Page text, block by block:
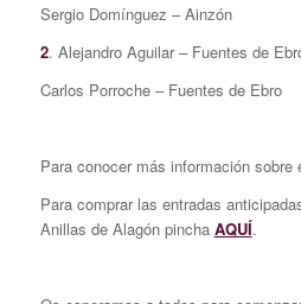
Sergio Domínguez – Ainzón
2. Alejandro Aguilar – Fuentes de
Carlos Porroche – Fuentes de Ebro
Para conocer más información sobre
Para comprar las entradas
Anillas de Alagón pincha AQUÍ.